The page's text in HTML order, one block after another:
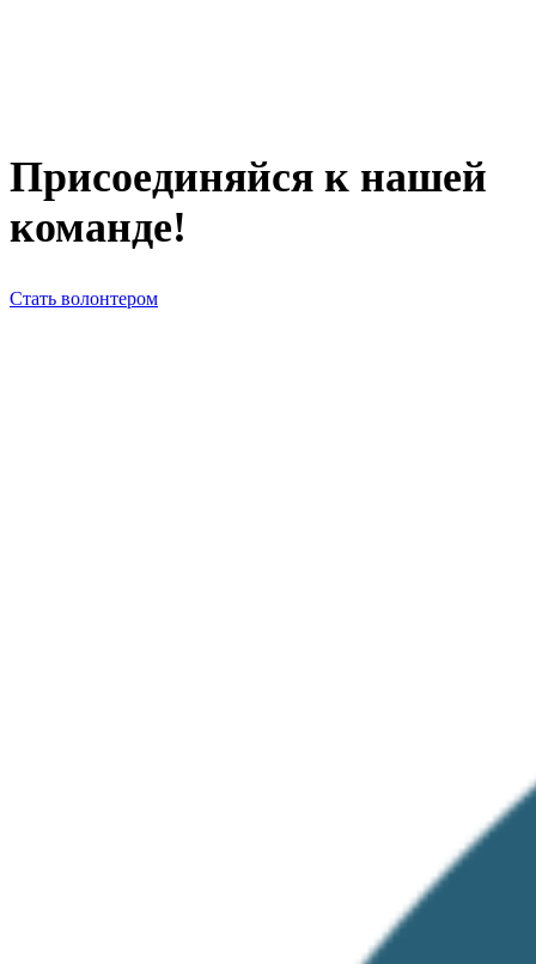
Присоединяйся к нашей
команде!
Стать волонтером